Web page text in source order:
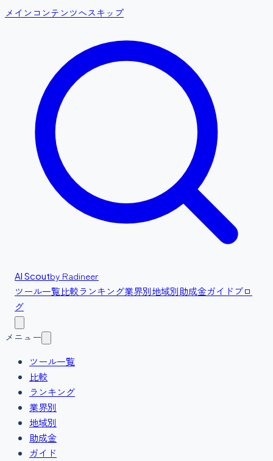
メインコンテンツへスキップ
AI Scoutby Radineer
ツール一覧比較ランキング業界別地域別助成金ガイドブロ
グ
メニュー
ツール一覧
比較
ランキング
業界別
地域別
助成金
ガイド